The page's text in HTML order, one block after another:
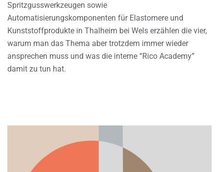
Spritzgusswerkzeugen sowie
Automatisierungskomponenten für Elastomere und
Kunststoffprodukte in Thalheim bei Wels erzählen die vier,
warum man das Thema aber trotzdem immer wieder
ansprechen muss und was die interne “Rico Academy”
damit zu tun hat.